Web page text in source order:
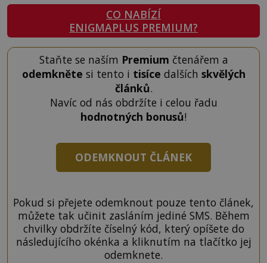
CO NABÍZÍ
ENIGMAPLUS PREMIUM?
Staňte se naším Premium čtenářem a
odemkněte si tento i tisíce dalších skvělých
článků.
Navíc od nás obdržíte i celou řadu
hodnotných bonusů!
ODEMKNOUT ČLÁNEK
Pokud si přejete odemknout pouze tento článek,
můžete tak učinit zasláním jediné SMS. Během
chvilky obdržíte číselný kód, který opíšete do
následujícího okénka a kliknutím na tlačítko jej
odemknete.